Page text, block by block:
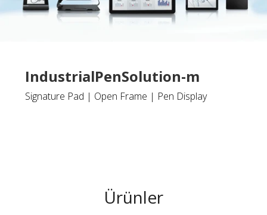
IndustrialPenSolution-m
Signature Pad | Open Frame | Pen Display
Ürünler